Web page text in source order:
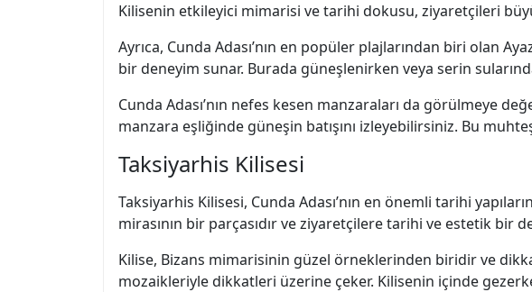
Kilisenin etkileyici mimarisi ve tarihi dokusu, ziyaretçileri
Ayrıca, Cunda Adası’nın en popüler plajlarından biri olan
bir deneyim sunar. Burada güneşlenirken veya serin
Cunda Adası’nın nefes kesen manzaraları da görülmeye
manzara eşliğinde güneşin batışını izleyebilirsiniz. Bu
Taksiyarhis Kilisesi
Taksiyarhis Kilisesi, Cunda Adası’nın en önemli tarihi
mirasının bir parçasıdır ve ziyaretçilere tarihi ve estetik bir
Kilise, Bizans mimarisinin güzel örneklerinden biridir ve
mozaikleriyle dikkatleri üzerine çeker. Kilisenin içinde